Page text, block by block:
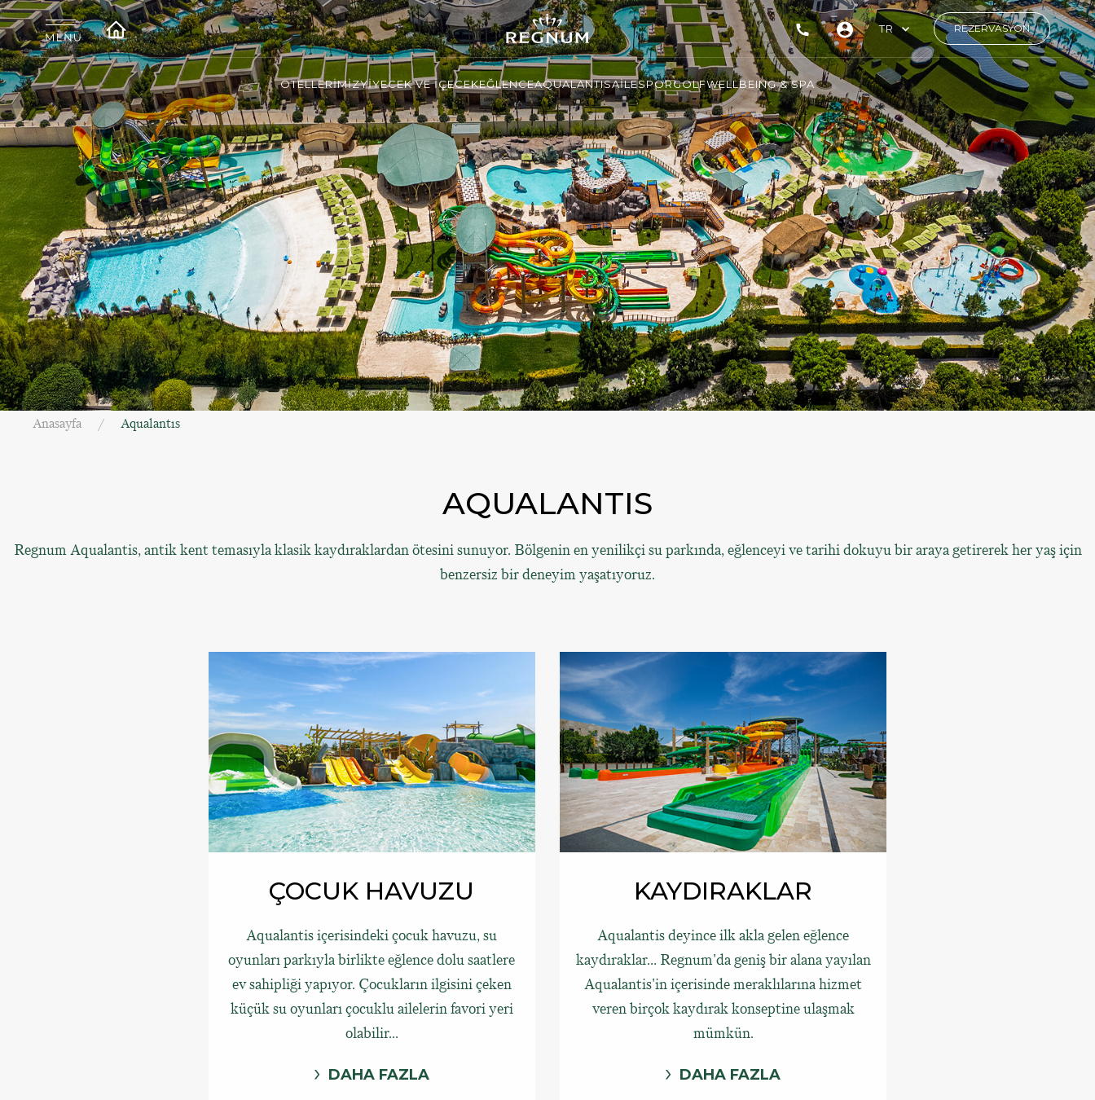
TR REZERVASYON
OTELLERİMİZYİYECEK VE İÇECEKEĞLENCEAQUALANTISAİLESPORGOLFWELLBEING & SPA
Anasayfa Aqualantıs
AQUALANTIS
Regnum Aqualantis, antik kent temasıyla klasik kaydıraklardan ötesini sunuyor. Bölgenin en yenilikçi su parkında, eğlenceyi ve tarihi dokuyu bir araya getirerek her yaş için
benzersiz bir deneyim yaşatıyoruz.
ÇOCUK HAVUZU
Aqualantis içerisindeki çocuk havuzu, su
oyunları parkıyla birlikte eğlence dolu saatlere
ev sahipliği yapıyor. Çocukların ilgisini çeken
küçük su oyunları çocuklu ailelerin favori yeri
olabilir...
DAHA FAZLA
KAYDIRAKLAR
Aqualantis deyince ilk akla gelen eğlence
kaydıraklar… Regnum'da geniş bir alana yayılan
Aqualantis'in içerisinde meraklılarına hizmet
veren birçok kaydırak konseptine ulaşmak
mümkün.
DAHA FAZLA